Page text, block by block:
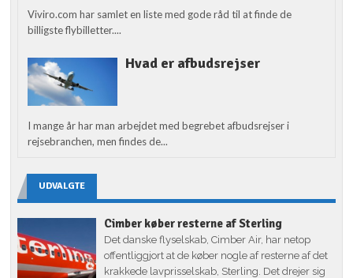
Viviro.com har samlet en liste med gode råd til at finde de
billigste flybilletter....
Hvad er afbudsrejser
I mange år har man arbejdet med begrebet afbudsrejser i
rejsebranchen, men findes de...
UDVALGTE
Cimber køber resterne af Sterling
Det danske flyselskab, Cimber Air, har netop
offentliggjort at de køber nogle af resterne af det
krakkede lavprisselskab, Sterling. Det drejer sig